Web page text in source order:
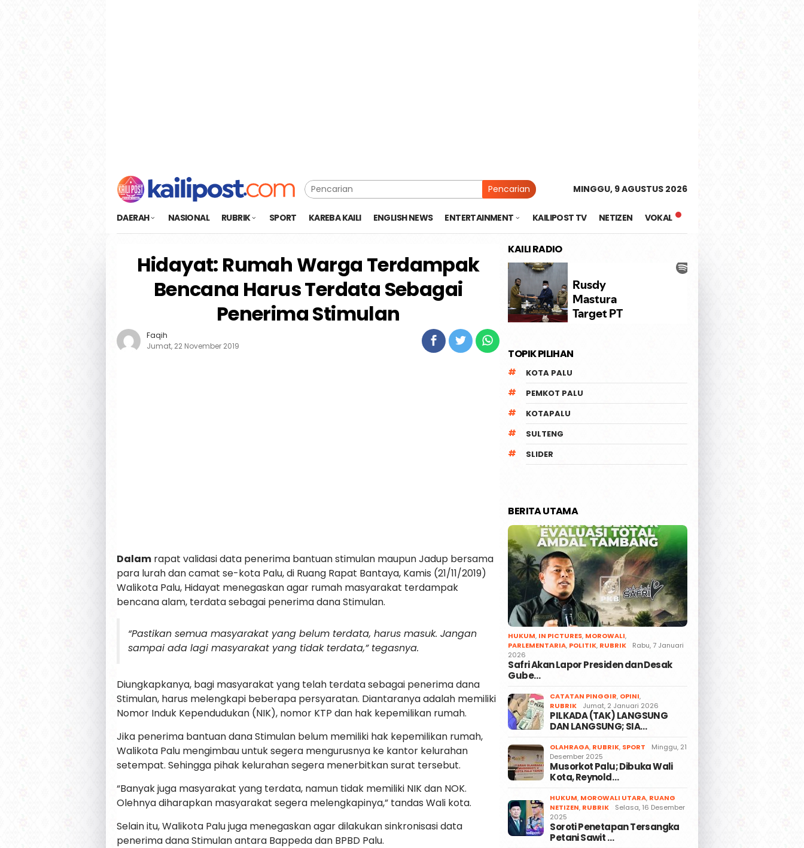
Pencarian MINGGU, 9 AGUSTUS 2026
DAERAH NASIONAL RUBRIK SPORT KAREBA KAILI ENGLISH NEWS ENTERTAINMENT KAILIPOST TV NETIZEN VOKAL
Hidayat: Rumah Warga Terdampak
Bencana Harus Terdata Sebagai
Penerima Stimulan
Faqih
Jumat, 22 November 2019
Dalam rapat validasi data penerima bantuan stimulan maupun Jadup bersama
para lurah dan camat se-kota Palu, di Ruang Rapat Bantaya, Kamis (21/11/2019)
Walikota Palu, Hidayat menegaskan agar rumah masyarakat terdampak
bencana alam, terdata sebagai penerima dana Stimulan.
“Pastikan semua masyarakat yang belum terdata, harus masuk. Jangan
sampai ada lagi masyarakat yang tidak terdata,” tegasnya.
Diungkapkanya, bagi masyarakat yang telah terdata sebagai penerima dana
Stimulan, harus melengkapi beberapa persyaratan. Diantaranya adalah memiliki
Nomor Induk Kependudukan (NIK), nomor KTP dan hak kepemilikan rumah.
Jika penerima bantuan dana Stimulan belum memiliki hak kepemilikan rumah,
Walikota Palu mengimbau untuk segera mengurusnya ke kantor kelurahan
setempat. Sehingga pihak kelurahan segera menerbitkan surat tersebut.
“Banyak juga masyarakat yang terdata, namun tidak memiliki NIK dan NOK.
Olehnya diharapkan masyarakat segera melengkapinya,” tandas Wali kota.
Selain itu, Walikota Palu juga menegaskan agar dilakukan sinkronisasi data
penerima dana Stimulan antara Bappeda dan BPBD Palu.
KAILI RADIO
TOPIK PILIHAN
KOTA PALU
PEMKOT PALU
KOTAPALU
SULTENG
SLIDER
BERITA UTAMA
HUKUM, IN PICTURES, MOROWALI,
PARLEMENTARIA, POLITIK, RUBRIK
Rabu, 7 Januari
2026
Safri Akan Lapor Presiden dan Desak
Gube…
CATATAN PINGGIR, OPINI,
RUBRIK
Jumat, 2 Januari 2026
PILKADA (TAK) LANGSUNG
DAN LANGSUNG; SIA…
OLAHRAGA, RUBRIK, SPORT
Minggu, 21
Desember 2025
Musorkot Palu; Dibuka Wali
Kota, Reynold…
HUKUM, MOROWALI UTARA, RUANG
NETIZEN, RUBRIK
Selasa, 16 Desember
2025
Soroti Penetapan Tersangka
Petani Sawit …